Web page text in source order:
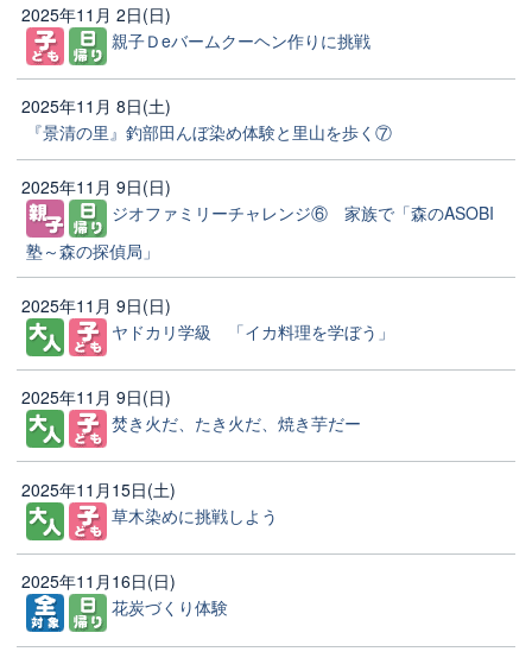
2025年11月 2日(日)
親子Ｄeバームクーヘン作りに挑戦
2025年11月 8日(土)
『景清の里』釣部田んぼ染め体験と里山を歩く⑦
2025年11月 9日(日)
ジオファミリーチャレンジ⑥ 家族で「森のASOBI
塾～森の探偵局」
2025年11月 9日(日)
ヤドカリ学級 「イカ料理を学ぼう」
2025年11月 9日(日)
焚き火だ、たき火だ、焼き芋だー
2025年11月15日(土)
草木染めに挑戦しよう
2025年11月16日(日)
花炭づくり体験